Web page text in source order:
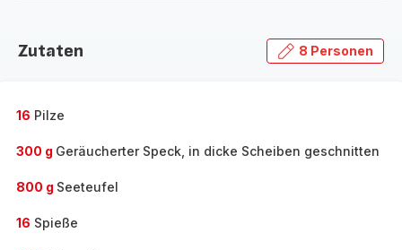
Zutaten 8 Personen
16 Pilze
300 g Geräucherter Speck, in dicke Scheiben geschnitten
800 g Seeteufel
16 Spieße